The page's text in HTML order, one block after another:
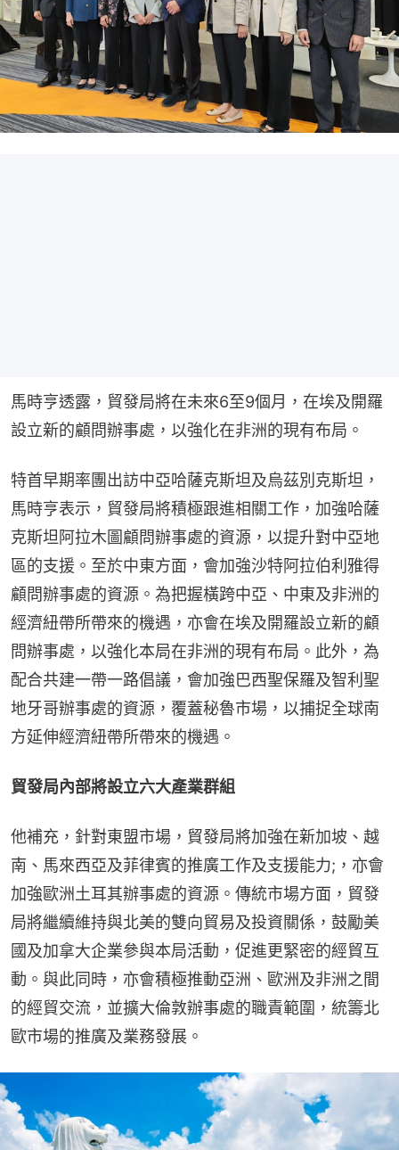
馬時亨透露，貿發局將在未來6至9個月，在埃及開羅
設立新的顧問辦事處，以強化在非洲的現有布局。
特首早期率團出訪中亞哈薩克斯坦及烏茲別克斯坦，
馬時亨表示，貿發局將積極跟進相關工作，加強哈薩
克斯坦阿拉木圖顧問辦事處的資源，以提升對中亞地
區的支援。至於中東方面，會加強沙特阿拉伯利雅得
顧問辦事處的資源。為把握橫跨中亞、中東及非洲的
經濟紐帶所帶來的機遇，亦會在埃及開羅設立新的顧
問辦事處，以強化本局在非洲的現有布局。此外，為
配合共建一帶一路倡議，會加強巴西聖保羅及智利聖
地牙哥辦事處的資源，覆蓋秘魯市場，以捕捉全球南
方延伸經濟紐帶所帶來的機遇。
貿發局內部將設立六大產業群組
他補充，針對東盟市場，貿發局將加強在新加坡、越
南、馬來西亞及菲律賓的推廣工作及支援能力;，亦會
加強歐洲土耳其辦事處的資源。傳統市場方面，貿發
局將繼續維持與北美的雙向貿易及投資關係，鼓勵美
國及加拿大企業參與本局活動，促進更緊密的經貿互
動。與此同時，亦會積極推動亞洲、歐洲及非洲之間
的經貿交流，並擴大倫敦辦事處的職責範圍，統籌北
歐市場的推廣及業務發展。